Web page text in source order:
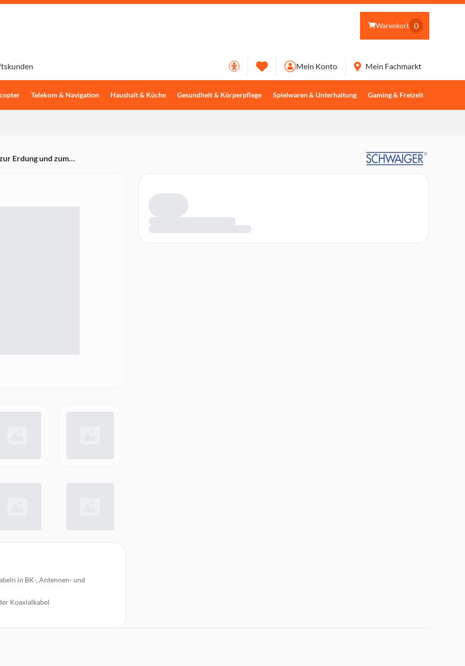
Warenkorb 0
Telekom & Navigation Haushalt & Küche Gesundheit & Körperpflege Spielwaren & Unterhaltung Gaming & Freizeit
Mein Konto Mein Fachmarkt
Erdung und zum
in BK-, Antennen- und
Koaxialkabel